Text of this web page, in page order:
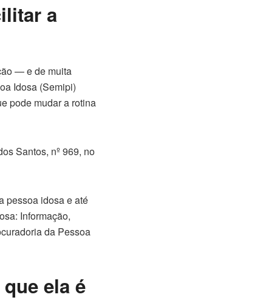
a
— e de muita
Idosa (Semipi)
pode mudar a rotina
Santos, nº 969, no
pessoa idosa e até
Informação,
da Pessoa
ela é